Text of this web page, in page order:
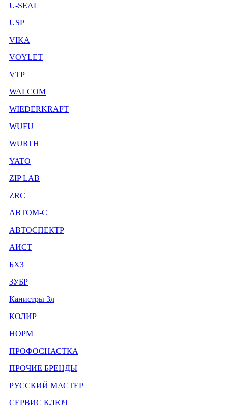
U-SEAL
USP
VIKA
VOYLET
VTP
WALCOM
WIEDERKRAFT
WUFU
WURTH
YATO
ZIP LAB
ZRC
АВТОМ-С
АВТОСПЕКТР
АИСТ
БХЗ
ЗУБР
Канистры 3л
КОЛИР
НОРМ
ПРОФОСНАСТКА
ПРОЧИЕ БРЕНДЫ
РУССКИЙ МАСТЕР
СЕРВИС КЛЮЧ